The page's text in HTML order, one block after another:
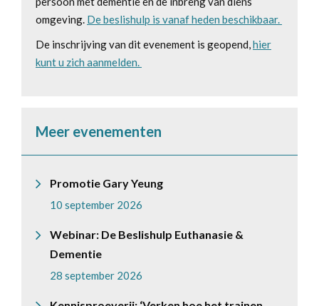
omgeving. De beslishulp is vanaf heden beschikbaar.
De inschrijving van dit evenement is geopend, hier
kunt u zich aanmelden.
Meer evenementen
Promotie Gary Yeung
10 september 2026
Webinar: De Beslishulp Euthanasie &
Dementie
28 september 2026